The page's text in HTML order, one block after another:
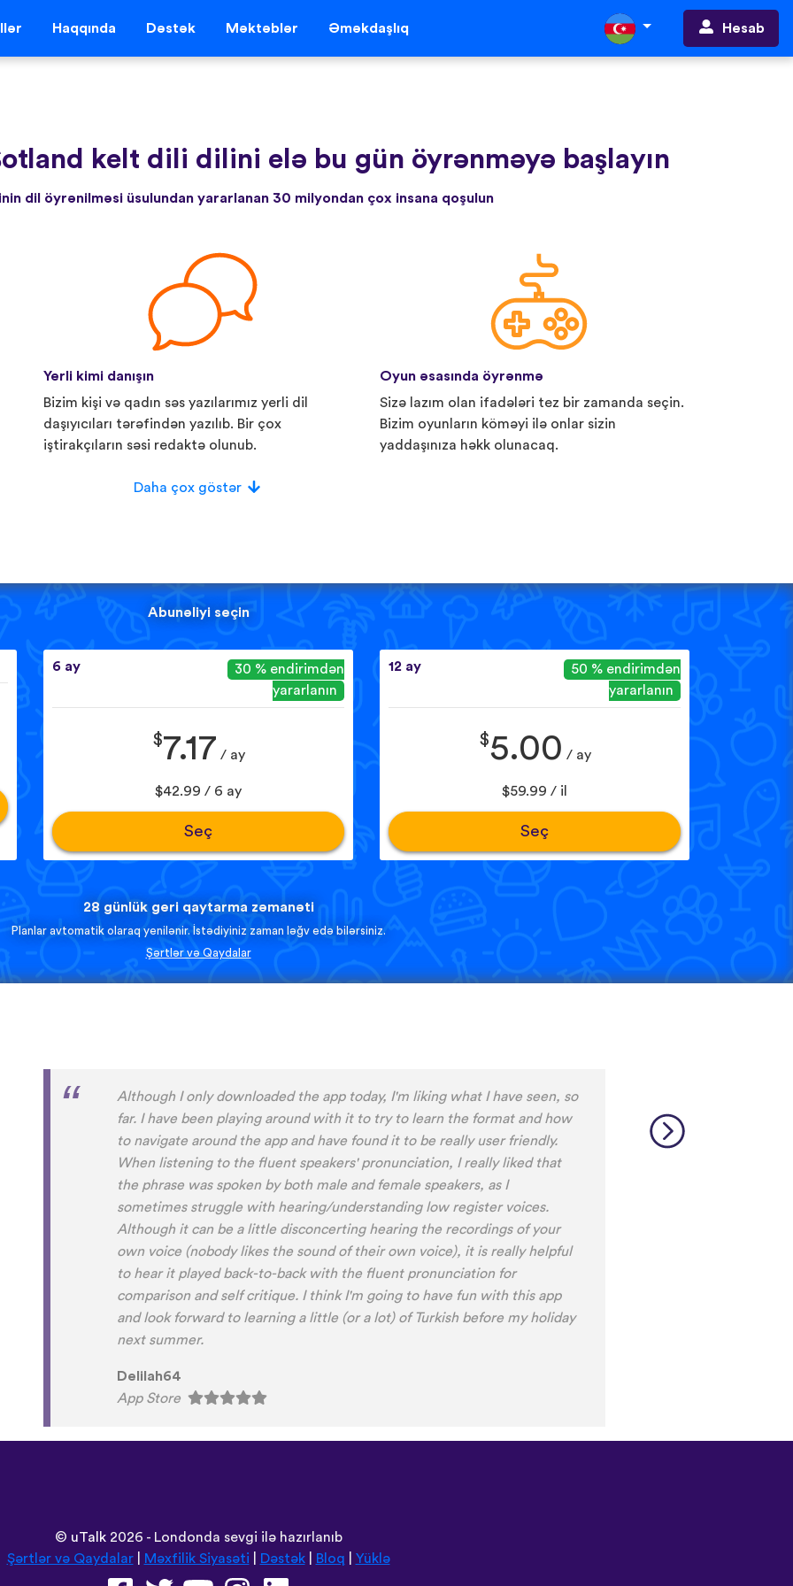
Haqqında Dəstək Məktəblər Əməkdaşlıq Hesab
kelt dili dilini elə bu gün öyrənməyə başlayın
dil öyrənilməsi üsulundan yararlanan 30 milyondan çox insana qoşulun
Yerli kimi danışın
Bizim kişi və qadın səs yazılarımız yerli dil
daşıyıcıları tərəfindən yazılıb. Bir çox
iştirakçıların səsi redaktə olunub.
Oyun əsasında öyrənmə
Sizə lazım olan ifadələri tez bir zamanda seçin.
Bizim oyunların köməyi ilə onlar sizin
yaddaşınıza həkk olunacaq.
Daha çox göstər
Abunəliyi seçin
6 ay
30 % endirimdən
yararlanın
$7.17 / ay
$42.99 / 6 ay
Seç
12 ay
50 % endirimdən
yararlanın
$5.00 / ay
$59.99 / il
Seç
28 günlük geri qaytarma zəmanəti
Planlar avtomatik olaraq yenilənir. İstədiyiniz zaman ləğv edə bilərsiniz.
Şərtlər və Qaydalar
I’m SOOOOO grateful, you are literally the only app who has SO MANY
African languages !!!!! I recently took a DNA test and I really want to
reconnect with my African roots and it’s so hard to find African languages
other than Swahili on the internet and the resources aren’t easily
accessible… the fact that you have So many languages makes me so
happy because of you, I’ll be able to learn Lingala, Yoruba , Zulu , Xhosa
!!! Thank you x10000000 ! And your games are very interactive, fun and
the vocabulary words that you suggest offer a great virtual immersion /
introduction to the language :) perfect for beginners!!! Ps: Are you
planing to add Ewe , Fon and Akan in the future?😍😍 😍they are the
official languages of Benin, Togo and Ghana :D Thanks 🙏 😊
App Store
Şərtlər və Qaydalar| Məxfilik Siyasəti| Dəstək|Bloq